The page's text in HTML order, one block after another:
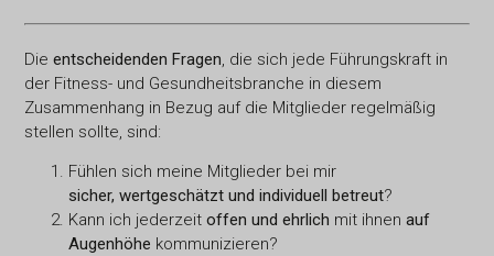
Dieentscheidenden Fragen, die sich jede Führungskraft in
der Fitness- und Gesundheitsbranche in diesem
Zusammenhang in Bezug auf die Mitglieder regelmäßig
stellen sollte, sind:
Fühlen sich meine Mitglieder bei mir
sicher, wertgeschätzt und individuell betreut?
Kann ich jederzeitoffen und ehrlich mit ihnenauf
Augenhöhe kommunizieren?